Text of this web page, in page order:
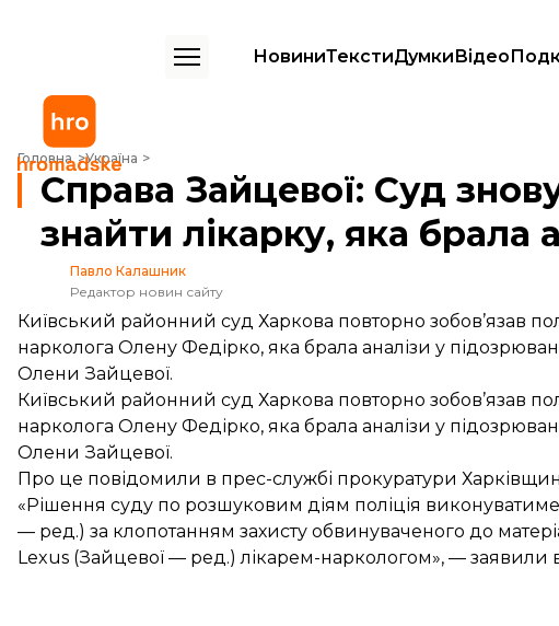
НовиниТекстиДумкиВідео
Головна Україна
Справа Зайцевої: Суд знову зобов’язав поліцію знайти лікарку, яка брала
Справа Зайцевої: Суд
знайти лікарку, яка брала
Павло Калашник
Редактор новин сайту
Київський районний суд Харкова повторно зобов’язав
нарколога Олену Федірко, яка брала аналізи у
Олени Зайцевої.
Київський районний суд Харкова повторно зобов’язав
нарколога Олену Федірко, яка брала аналізи у
Олени Зайцевої.
Про це повідомили в прес-службі прокуратури
«Рішення суду по розшуковим діям поліція виконуватиме
— ред.) за клопотанням захисту обвинуваченого до
Lexus (Зайцевої — ред.) лікарем-наркологом», — заявили